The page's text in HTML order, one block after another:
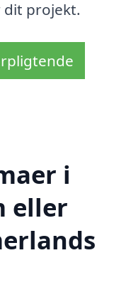
dit projekt.
i
eller